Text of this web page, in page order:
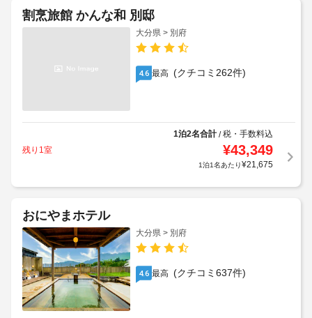
割烹旅館 かんな和 別邸
大分県 > 別府
4.6 最高 (クチコミ262件)
1泊2名合計/税・手数料込
残り1室
¥43,349
1泊1名あたり¥21,675
おにやまホテル
大分県 > 別府
4.6 最高 (クチコミ637件)